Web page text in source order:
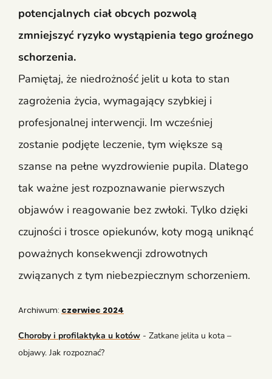
potencjalnych ciał obcych pozwolą
zmniejszyć ryzyko wystąpienia tego groźnego
schorzenia.
Pamiętaj, że niedrożność jelit u kota to stan
zagrożenia życia, wymagający szybkiej i
profesjonalnej interwencji. Im wcześniej
zostanie podjęte leczenie, tym większe są
szanse na pełne wyzdrowienie pupila. Dlatego
tak ważne jest rozpoznawanie pierwszych
objawów i reagowanie bez zwłoki. Tylko dzięki
czujności i trosce opiekunów, koty mogą uniknąć
poważnych konsekwencji zdrowotnych
związanych z tym niebezpiecznym schorzeniem.
Archiwum: czerwiec 2024
Choroby i profilaktyka u kotów - Zatkane jelita u kota –
objawy. Jak rozpoznać?